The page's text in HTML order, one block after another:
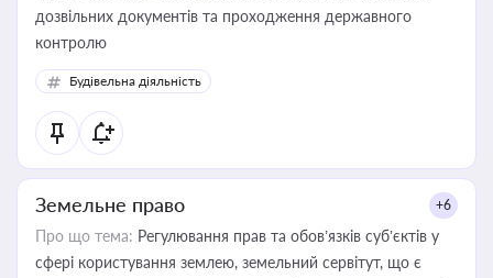
дозвільних документів та проходження державного
контролю
Будівельна діяльність
Земельне право +6
Про що тема: Регулювання прав та обов’язків суб’єктів у
сфері користування землею, земельний сервітут, що є